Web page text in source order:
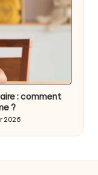
: comment
?
2026